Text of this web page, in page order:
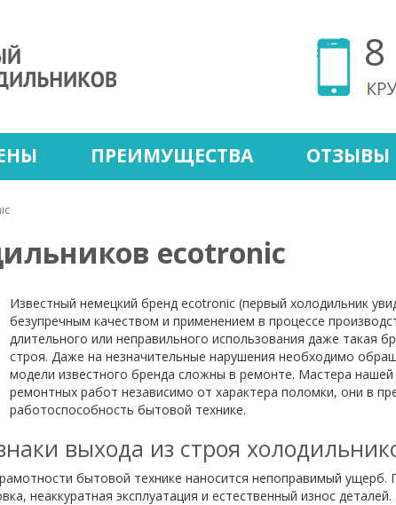
ПРЕИМУЩЕСТВА ОТЗЫВЫ
ecotronic
Известный немецкий бренд ecotronic (первый холодильник
безупречным качеством и применением в процессе
длительного или неправильного использования даже такая
строя. Даже на незначительные нарушения необходимо
модели известного бренда сложны в ремонте. Мастера
ремонтных работ независимо от характера поломки, они в
работоспособность бытовой технике.
выхода из строя
бытовой технике наносится непоправимый ущерб.
неаккуратная эксплуатация и естественный износ деталей.